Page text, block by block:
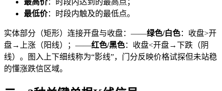
最高价：时段内达到的最高点；
最低价：时段内触及的最低点。
实体部分（矩形）连接开盘与收盘：——绿色/白色：收盘>开
盘→上涨（阳线）；——红色/黑色：收盘<开盘→下跌（阴
线）。图入上下细线称为“影线”，门分反映价格试探但未站稳
的懂涨跌信区域。